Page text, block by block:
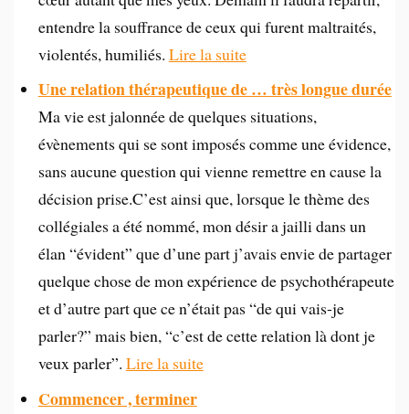
entendre la souffrance de ceux qui furent maltraités,
violentés, humiliés. Lire la suite
Une relation thérapeutique de … très longue durée
Ma vie est jalonnée de quelques situations,
évènements qui se sont imposés comme une évidence,
sans aucune question qui vienne remettre en cause la
décision prise.C’est ainsi que, lorsque le thème des
collégiales a été nommé, mon désir a jailli dans un
élan “évident” que d’une part j’avais envie de partager
quelque chose de mon expérience de psychothérapeute
et d’autre part que ce n’était pas “de qui vais-je
parler?” mais bien, “c’est de cette relation là dont je
veux parler”. Lire la suite
Commencer , terminer